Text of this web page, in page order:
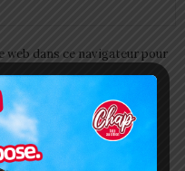
dans ce navigateur pour
par e-mail.
articles par e-mail.